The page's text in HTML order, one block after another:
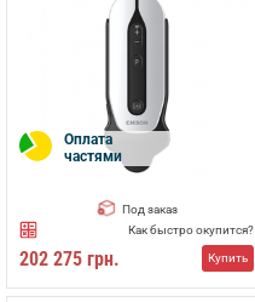
Оплата
частями
Под заказ
Как быстро окупится?
202 275 грн. Купить